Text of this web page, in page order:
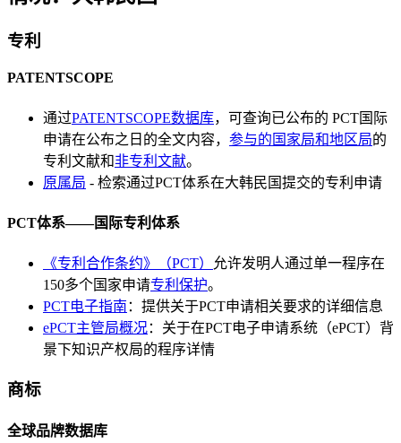
专利
PATENTSCOPE
通过PATENTSCOPE数据库，可查询已公布的 PCT国际
申请在公布之日的全文内容， 参与的国家局和地区局的
专利文献和非专利文献。
原属局 - 检索通过PCT体系在大韩民国提交的专利申请
PCT体系——国际专利体系
《专利合作条约》（PCT）
允许发明人通过单一程序在
150多个国家申请专利保护。
PCT电子指南 ：提供关于PCT申请相关要求的详细信息
ePCT主管局概况：关于在PCT电子申请系统（ePCT）背
景下知识产权局的程序详情
商标
全球品牌数据库